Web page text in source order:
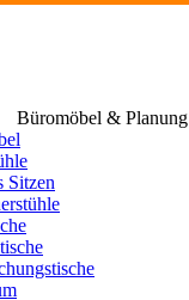
Büromöbel & Planung
Sitzen